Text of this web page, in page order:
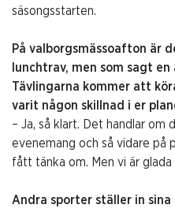
säsongsstarten.
På valborgsmässoafton är
lunchtrav, men som sagt
Tävlingarna kommer att
varit någon skillnad i er
– Ja, så klart. Det handlar
evenemang och så vidare på
fått tänka om. Men vi är
Andra sporter ställer in